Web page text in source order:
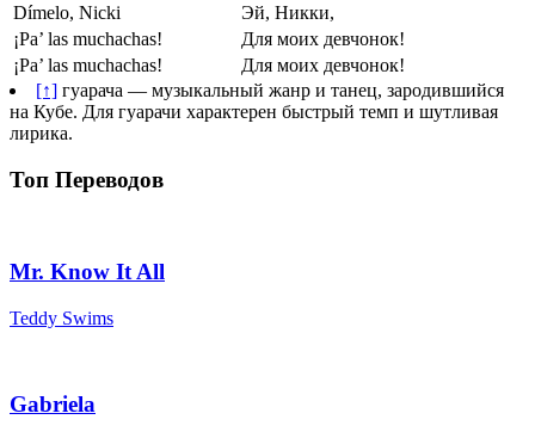
Dímelo, Nicki
Эй, Никки,
¡Pa’ las muchachas!
Для моих девчонок!
¡Pa’ las muchachas!
Для моих девчонок!
[↑] гуарача — музыкальный жанр и танец, зародившийся
на Кубе. Для гуарачи характерен быстрый темп и шутливая
лирика.
Топ Переводов
Mr. Know It All
Teddy Swims
Gabriela